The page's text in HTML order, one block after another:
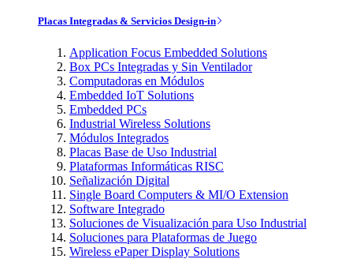
Placas Integradas & Servicios Design-in
Application Focus Embedded Solutions
Box PCs Integradas y Sin Ventilador
Computadoras en Módulos
Embedded IoT Solutions
Embedded PCs
Industrial Wireless Solutions
Módulos Integrados
Placas Base de Uso Industrial
Plataformas Informáticas RISC
Señalización Digital
Single Board Computers & MI/O Extension
Software Integrado
Soluciones de Visualización para Uso Industrial
Soluciones para Plataformas de Juego
Wireless ePaper Display Solutions